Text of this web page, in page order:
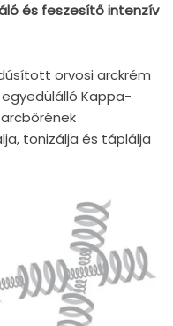
és feszesítő intenzív
dúsított orvosi arckrém
Kappa-
tonizálja és táplálja